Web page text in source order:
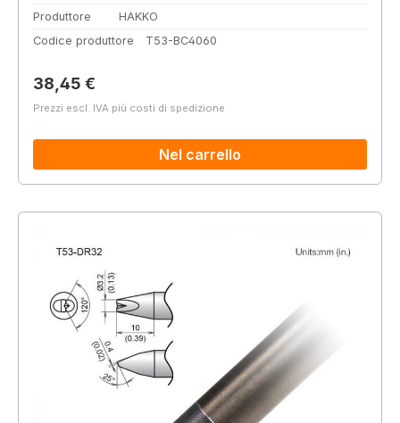
Produttore
HAKKO
Codice produttore
T53-BC4060
Prezzo normale:
38,45 €
Prezzi escl. IVA più costi di spedizione
Nel carrello